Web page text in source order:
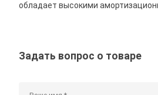
обладает высокими
Задать вопрос о товаре